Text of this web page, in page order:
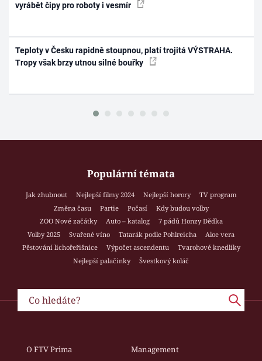
vyrábět čipy pro roboty i vesmír
Teploty v Česku rapidně stoupnou, platí trojitá VÝSTRAHA.
Tropy však brzy utnou silné bouřky
Populární témata
Jak zhubnout Nejlepší filmy 2024 Nejlepší horory
TV program
Změna času
Partie Počasí
Kdy budou volby
ZOO Nové začátky
Auto – katalog
7 pádů Honzy Dědka
Volby 2025
Svařené víno Tatarák podle Pohlreicha
Aloe vera
Pěstování lichořeřišnice
Výpočet ascendentu
Tvarohové knedlíky
Nejlepší palačinky
Švestkový koláč
O FTV Prima
Management